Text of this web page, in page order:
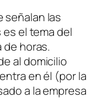
señalan las
el tema del
de horas.
al domicilio
en él (por la
a la empresa